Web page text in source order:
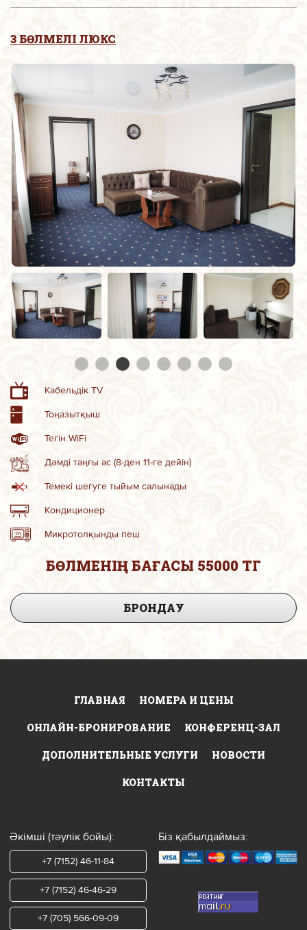
3 БӨЛМЕЛІ ЛЮКС
Кабельдік TV
Тоңазытқыш
Тегін WiFi
Дәмді таңғы ас (8-ден 11-ге дейін)
Темекі шегуге тыйым салынады
Кондиционер
Микротолқынды пеш
БӨЛМЕНІҢ БАҒАСЫ 55000 ТГ
БРОНДАУ
ГЛАВНАЯ НОМЕРА И ЦЕНЫ
ОНЛАЙН-БРОНИРОВАНИЕ КОНФЕРЕНЦ-ЗАЛ
ДОПОЛНИТЕЛЬНЫЕ УСЛУГИ НОВОСТИ
КОНТАКТЫ
Әкімші (тәулік бойы):
+7 (7152) 46-11-84
+7 (7152) 46-46-29
+7 (705) 566-09-09
Біз қабылдаймыз: